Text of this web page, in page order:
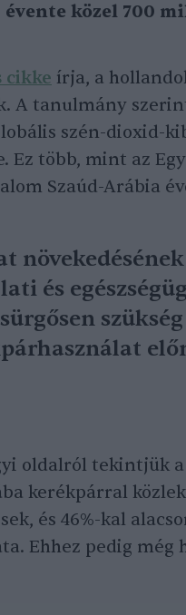
közel 700
cikke írja, a
A tanulmány
szén-dioxid-
Ez több, mint az
Szaúd-Arábia
és
oldalról tekintjük
kerékpárral
és 46%-kal
Ehhez pedig még